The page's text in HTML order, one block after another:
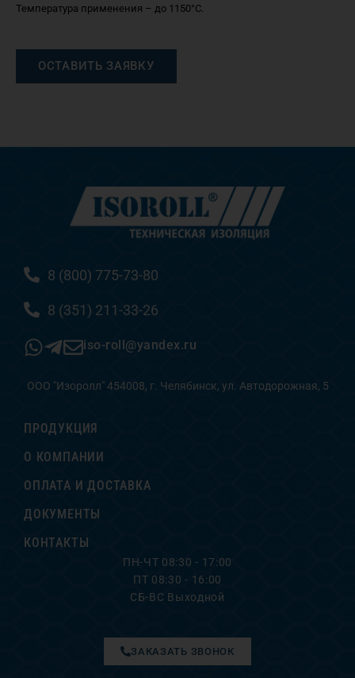
Температура применения – до 1150°С.
ОСТАВИТЬ ЗАЯВКУ
8 (800) 775-73-80
8 (351) 211-33-26
iso-roll@yandex.ru
ООО "Изоролл" 454008, г. Челябинск, ул. Автодорожная, 5
ПРОДУКЦИЯ
О КОМПАНИИ
ОПЛАТА И ДОСТАВКА
ДОКУМЕНТЫ
КОНТАКТЫ
ПН-ЧТ 08:30 - 17:00
ПТ 08:30 - 16:00
СБ-ВС Выходной
ЗАКАЗАТЬ ЗВОНОК